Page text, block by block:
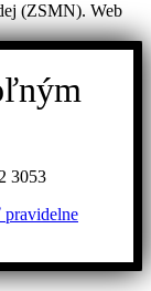
(ZSMN). Web
3053
pravidelne